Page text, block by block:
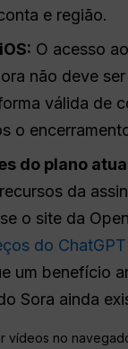
e região.
O acesso
não deve
válida de
o
do plano
da
o site da
do ChatGPT
um benefício
Sora ainda
vídeos no